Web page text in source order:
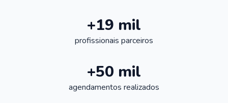
+19 mil
profissionais parceiros
+50 mil
agendamentos realizados